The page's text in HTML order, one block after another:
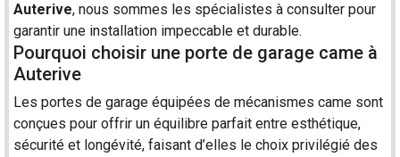
Auterive, nous sommes les spécialistes à consulter pour
garantir une installation impeccable et durable.
Pourquoi choisir une porte de garage came à
Auterive
Les portes de garage équipées de mécanismes came sont
conçues pour offrir un équilibre parfait entre esthétique,
sécurité et longévité, faisant d’elles le choix privilégié des